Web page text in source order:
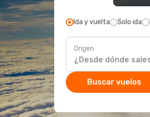
Ida y vuelta Solo ida
Origen
Buscar vuelos